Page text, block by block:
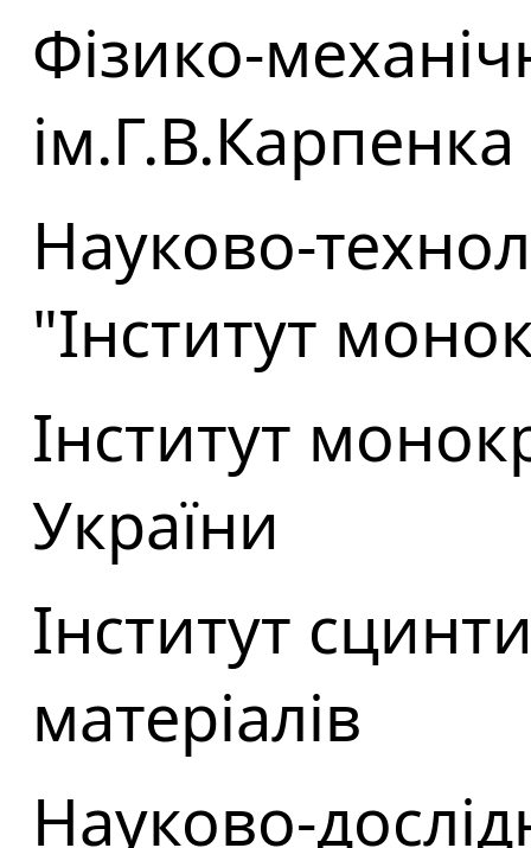
Фізико-
ім.Г.В.Карпенка
Науково-
"Інститут
Інститут
України
Інститут
матеріалів
Науково-